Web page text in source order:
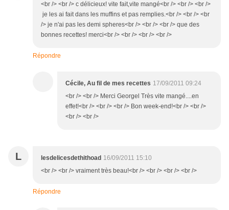
<br /> <br /> c délicieux! vite fait,vite mangé<br /> <br /> <br />
je les ai fait dans les muffins et pas remplies.<br /> <br /> <br
/> je n'ai pas les demi spheres<br /> <br /> <br /> que des
bonnes recettes! merci<br /> <br /> <br /> <br />
Répondre
Cécile, Au fil de mes recettes 17/09/2011 09:24
<br /> <br /> Merci Georgel Très vite mangé....en
effet!<br /> <br /> <br /> Bon week-end!<br /> <br />
<br /> <br />
L lesdelicesdethithoad 16/09/2011 15:10
<br /> <br /> vraiment très beau!<br /> <br /> <br /> <br />
Répondre